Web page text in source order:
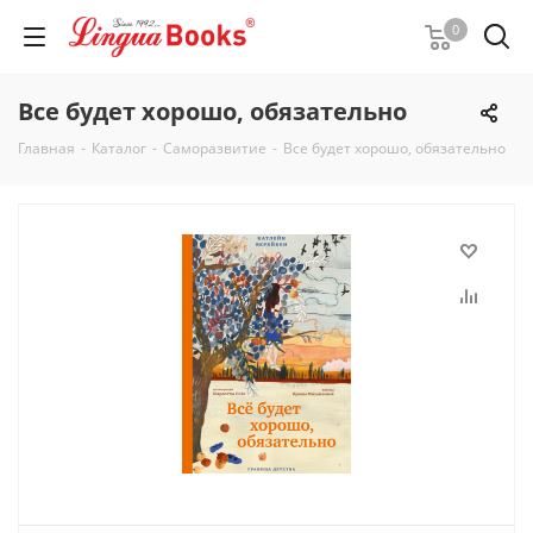
0
Все будет хорошо, обязательно
Главная - Каталог - Саморазвитие - Все будет хорошо, обязательно